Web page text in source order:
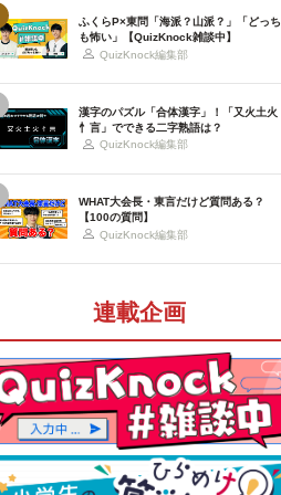
ふくらP×東問「海派？山派？」「どっち
も怖い」【QuizKnock雑談中】
QuizKnock編集部
漢字のパズル「合体漢字」！「又火土火
忄言」でできる二字熟語は？
QuizKnock編集部
WHAT大会長・東言だけど質問ある？
【100の質問】
QuizKnock編集部
連載企画